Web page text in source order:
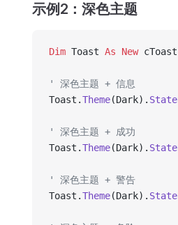
示例2：深色主题
Dim Toast As New cToast
' 深色主题 + 信息
Toast.Theme(Dark). State
' 深色主题 + 成功
Toast.Theme(Dark). State
' 深色主题 + 警告
Toast.Theme(Dark). State